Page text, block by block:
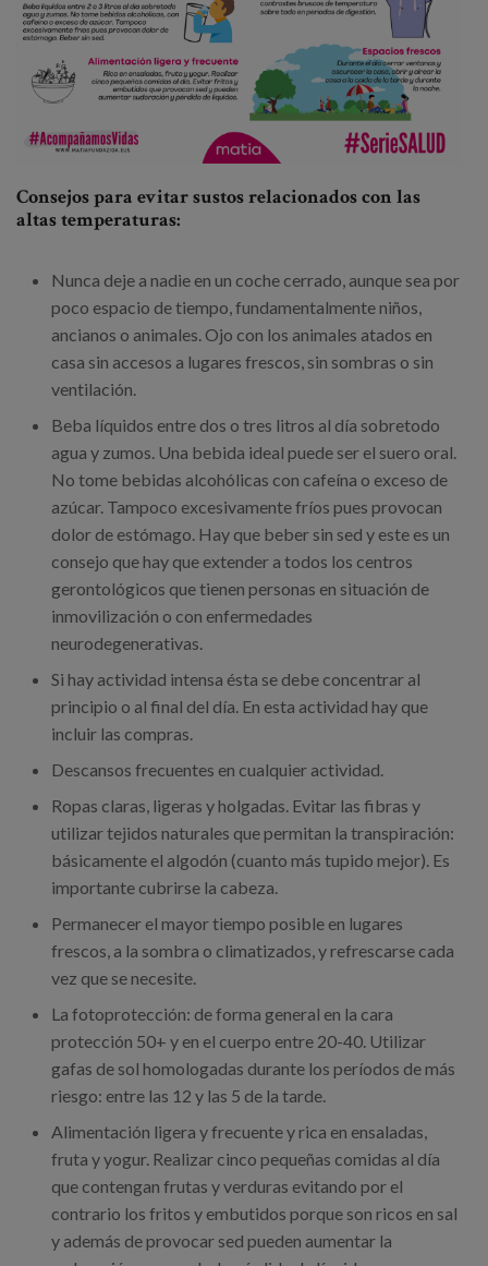
Consejos para evitar sustos relacionados con las
altas temperaturas:
Nunca deje a nadie en un coche cerrado, aunque sea por
poco espacio de tiempo, fundamentalmente niños,
ancianos o animales. Ojo con los animales atados en
casa sin accesos a lugares frescos, sin sombras o sin
ventilación.
Beba líquidos entre dos o tres litros al día sobretodo
agua y zumos. Una bebida ideal puede ser el suero oral.
No tome bebidas alcohólicas con cafeína o exceso de
azúcar. Tampoco excesivamente fríos pues provocan
dolor de estómago. Hay que beber sin sed y este es un
consejo que hay que extender a todos los centros
gerontológicos que tienen personas en situación de
inmovilización o con enfermedades
neurodegenerativas.
Si hay actividad intensa ésta se debe concentrar al
principio o al final del día. En esta actividad hay que
incluir las compras.
Descansos frecuentes en cualquier actividad.
Ropas claras, ligeras y holgadas. Evitar las fibras y
utilizar tejidos naturales que permitan la transpiración:
básicamente el algodón (cuanto más tupido mejor). Es
importante cubrirse la cabeza.
Permanecer el mayor tiempo posible en lugares
frescos, a la sombra o climatizados, y refrescarse cada
vez que se necesite.
La fotoprotección: de forma general en la cara
protección 50+ y en el cuerpo entre 20-40. Utilizar
gafas de sol homologadas durante los períodos de más
riesgo: entre las 12 y las 5 de la tarde.
Alimentación ligera y frecuente y rica en ensaladas,
fruta y yogur. Realizar cinco pequeñas comidas al día
que contengan frutas y verduras evitando por el
contrario los fritos y embutidos porque son ricos en sal
y además de provocar sed pueden aumentar la